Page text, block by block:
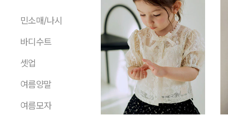
민소매/나시
바디수트
셋업
여름양말
여름모자